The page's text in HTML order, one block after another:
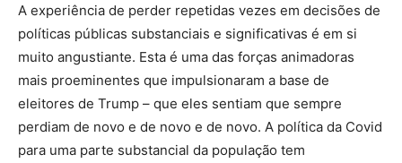
A experiência de perder repetidas vezes em decisões de
políticas públicas substanciais e significativas é em si
muito angustiante. Esta é uma das forças animadoras
mais proeminentes que impulsionaram a base de
eleitores de Trump – que eles sentiam que sempre
perdiam de novo e de novo e de novo. A política da Covid
para uma parte substancial da população tem